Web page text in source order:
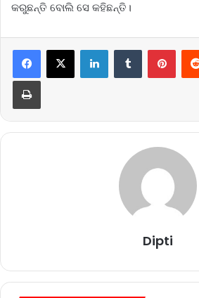
କରୁଛନ୍ତି ବୋଲି ସେ କହିଛନ୍ତି।
Dipti